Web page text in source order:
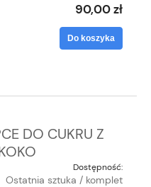
90,00 zł
Do koszyka
DO CUKRU Z
Dostępność:
Ostatnia sztuka / komplet